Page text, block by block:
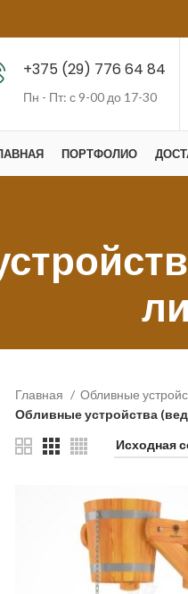
+375 (29) 776 64 84
Пн - Пт: с 9-00 до 17-30
ПОРТФОЛИО
Главная
Обливные
Обливные устройства